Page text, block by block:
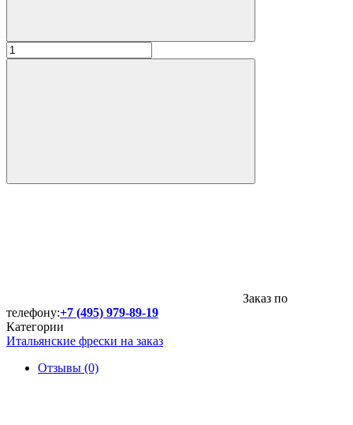
Заказ по
телефону:+7 (495) 979-89-19
Категории
Итальянские фрески на заказ
Отзывы (0)